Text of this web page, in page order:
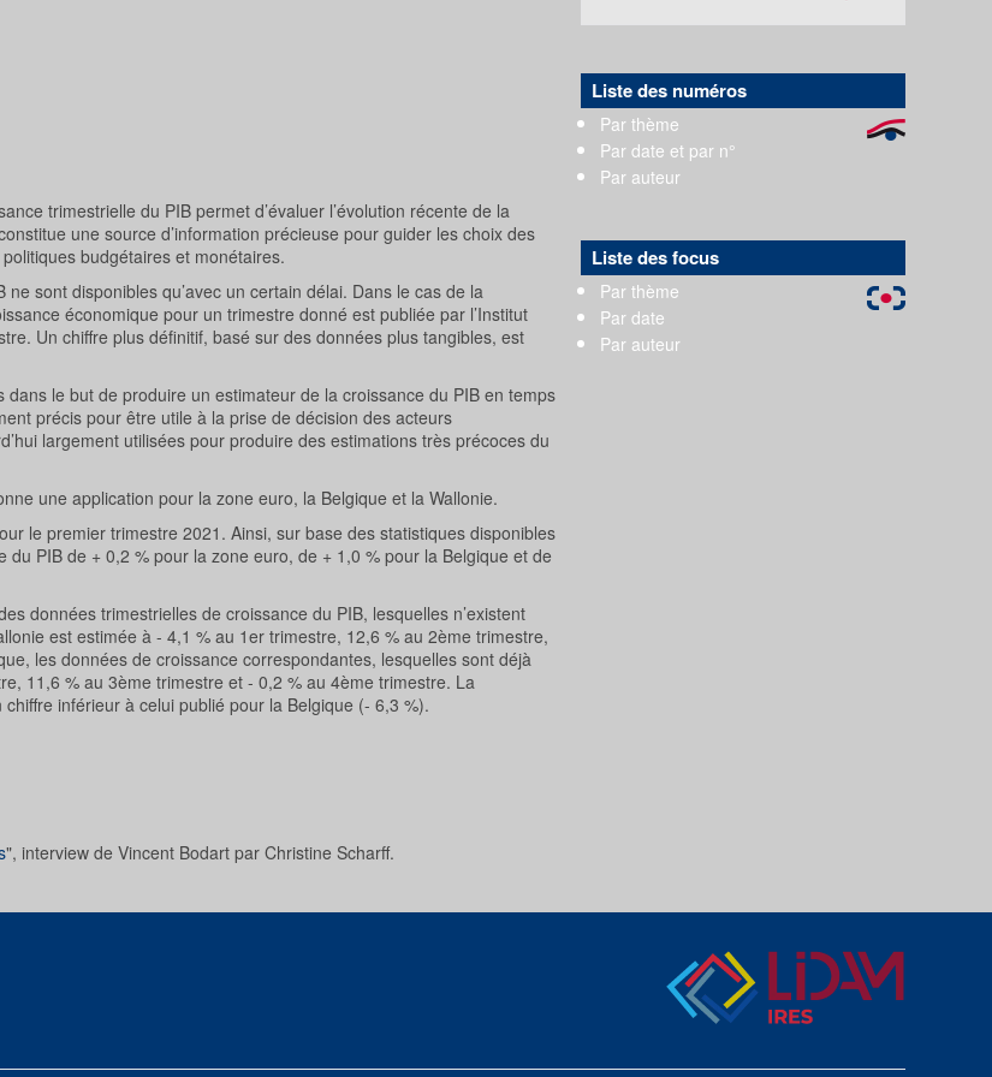
trimestrielle du PIB permet d’évaluer l’évolution récente de la
une source d’information précieuse pour guider les choix des
budgétaires et monétaires.
sont disponibles qu’avec un certain délai. Dans le cas de la
économique pour un trimestre donné est publiée par l’Institut
Un chiffre plus définitif, basé sur des données plus tangibles, est
le but de produire un estimateur de la croissance du PIB en temps
précis pour être utile à la prise de décision des acteurs
largement utilisées pour produire des estimations très précoces du
une application pour la zone euro, la Belgique et la Wallonie.
le premier trimestre 2021. Ainsi, sur base des statistiques disponibles
PIB de + 0,2 % pour la zone euro, de + 1,0 % pour la Belgique et de
données trimestrielles de croissance du PIB, lesquelles n’existent
est estimée à - 4,1 % au 1er trimestre, 12,6 % au 2ème trimestre,
les données de croissance correspondantes, lesquelles sont déjà
11,6 % au 3ème trimestre et - 0,2 % au 4ème trimestre. La
inférieur à celui publié pour la Belgique (- 6,3 %).
", interview de Vincent Bodart par Christine Scharff.
Liste des numéros
Par thème
Par date et par n°
Par auteur
Liste des focus
Par thème
Par date
Par auteur